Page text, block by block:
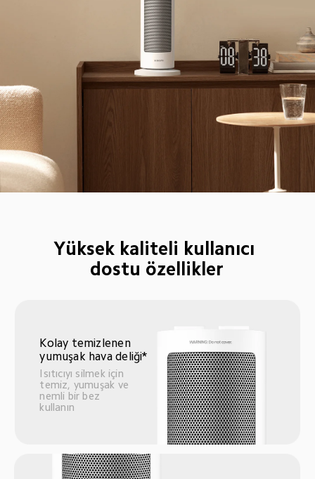
Yüksek kaliteli kullanıcı
dostu özellikler
Kolay temizlenen
yumuşak hava deliği*
Isıtıcıyı silmek için
temiz, yumuşak ve
nemli bir bez
kullanın